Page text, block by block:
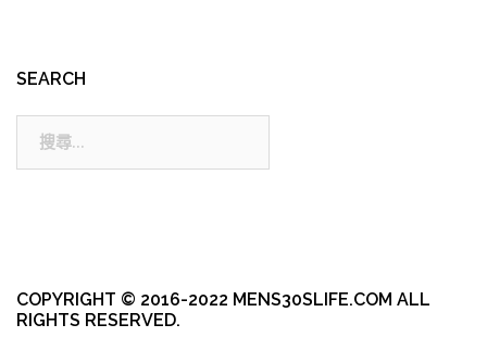
SEARCH
COPYRIGHT © 2016-2022 MENS30SLIFE.COM ALL
RIGHTS RESERVED.